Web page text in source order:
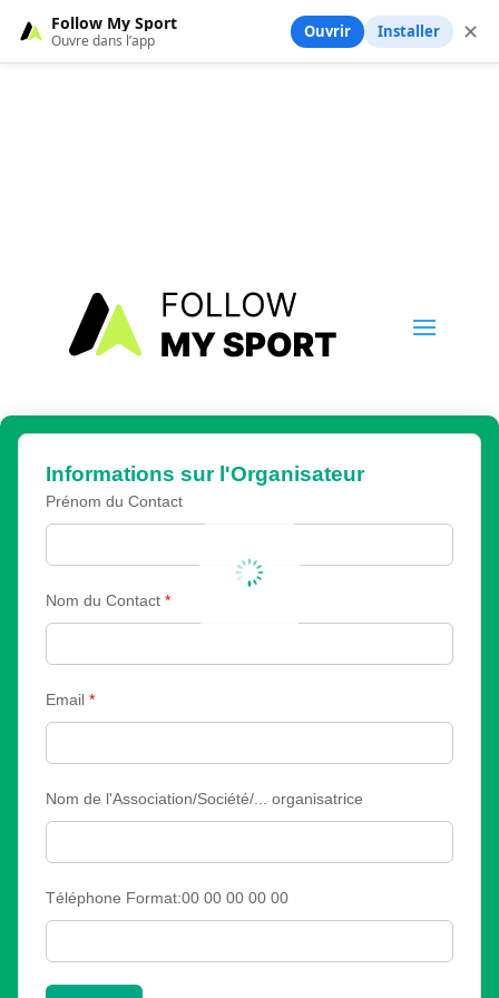
Informations sur l'Organisateur
Prénom du Contact
Nom du Contact *
Email *
Nom de l'Association/Société/... organisatrice
Téléphone Format:00 00 00 00 00
Follow My Sport
Ouvre dans l’app Ouvrir Installer ✕